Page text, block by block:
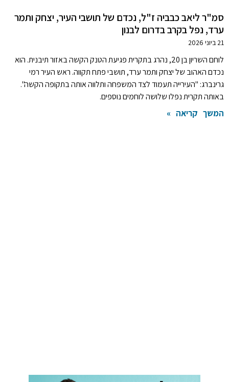
סמ"ר ליאב כבביה ז"ל, נכדם של תושבי העיר, יצחק ותמר
ערד, נפל בקרב בדרום לבנון
21 ביוני 2026
לוחם השריון בן 20, נהרג בתקרית פגיעת הטנק הקשה באזור תיבנית. הוא
נכדם האהוב של יצחק ותמר ערד, תושבי פתח תקווה. ראש העיר רמי
גרינברג: "העירייה תעמוד לצד המשפחה ותלווה אותה בתקופה הקשה".
באותה תקרית נפלו שלושה לוחמים נוספים.
המשך קריאה »